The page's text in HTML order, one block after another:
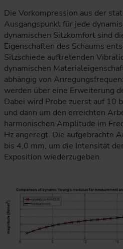
Die Vorkompression aus der
Ausgangspunkt für jede
dynamischen Sitzkomfort sind
Eigenschaften des Schaums
Sitzschiede auftretenden
dynamischen
abhängig von
werden über eine Erweiterung
Dabei wird Probe zuerst auf 10
und dann um den erreichten
harmonischen Amplitude im
Hz angeregt. Die aufgebrachte
bis 4,0 mm, um die Intensität
Exposition wiederzugeben.